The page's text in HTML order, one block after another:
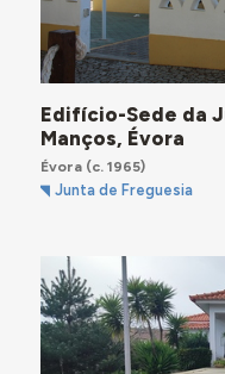
Edifício-Sede da
Manços, Évora
Évora(c. 1965)
Junta de Freguesia